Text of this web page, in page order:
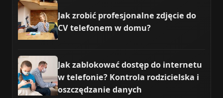
Jak zrobić profesjonalne zdjęcie do
CV telefonem w domu?
Jak zablokować dostęp do internetu
w telefonie? Kontrola rodzicielska i
oszczędzanie danych